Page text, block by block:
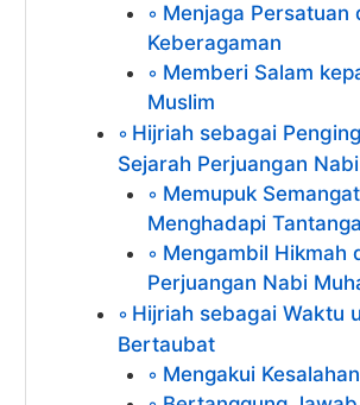
Menjaga Persatuan
Keberagaman
Memberi Salam
Muslim
Hijriah sebagai
Sejarah Perjuangan
Memupuk
Menghadapi
Mengambil Hikmah
Perjuangan Nabi
Hijriah sebagai Waktu
Bertaubat
Mengakui Kesalahan